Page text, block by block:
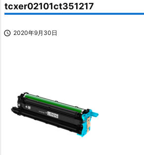
tcxer02101ct351217
 2020年9月30日